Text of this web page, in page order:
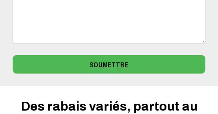
SOUMETTRE
Des rabais variés, partout au